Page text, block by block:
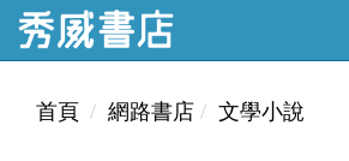
首頁 網路書店 文學小說